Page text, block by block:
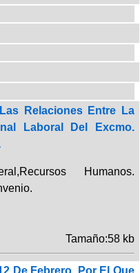
Relaciones Entre La
Laboral Del Excmo.
Humanos.
Tamaño:58 kb
De Febrero, Por El Que